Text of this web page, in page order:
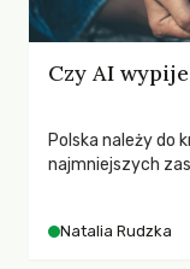
Czy AI
Polska należy do
najmniejszych
wód gruntowych i
Natalia Rudzka